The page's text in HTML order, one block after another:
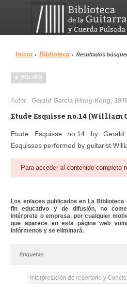
Menu
Biblioteca
Área personal
Inicio › Biblioteca › Resultados
VOLVER
Autor:Gerald Garcia (Hong Kong,
Etude Esquisse no.14 (William
Etude Esquisse no.14 by
Esquisses performed by guitarist
Para acceder al contenido completo
Los enlaces publicados en La
fin educativo y de difusión, no
intérprete o empresa, por cualquier
que aparece en esta página web
infórmenos y se eliminará.
Etiquetas
Interpretación de repertorio y